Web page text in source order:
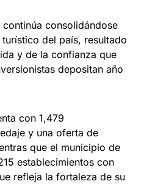
consolidándose
del país, resultado
y de la confianza que
depositan año
con 1,479
y una oferta de
que el municipio de
establecimientos con
refleja la fortaleza de su